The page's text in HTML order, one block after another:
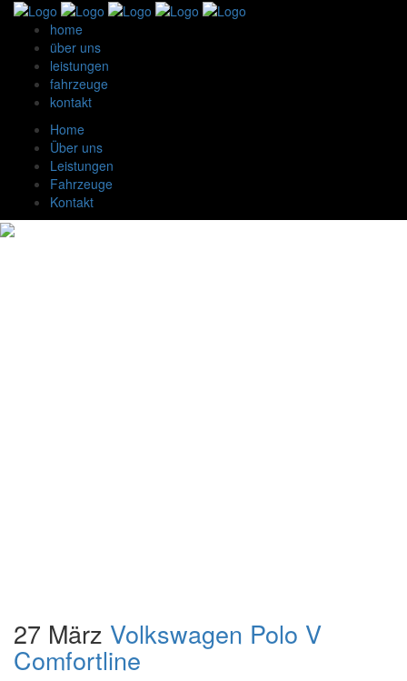
home
über uns
leistungen
fahrzeuge
kontakt
Home
Über uns
Leistungen
Fahrzeuge
Kontakt
27 März Volkswagen Polo V
Comfortline